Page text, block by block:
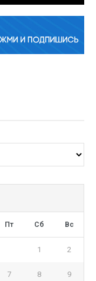
Пт Сб Вс
1 2
7 8 9